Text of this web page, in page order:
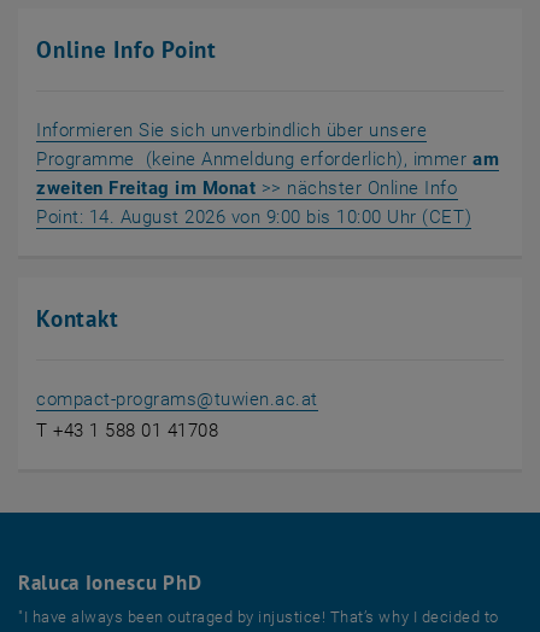
Online Info Point
Informieren Sie sich unverbindlich über unsere
Programme (keine Anmeldung erforderlich), immer am
zweiten Freitag im Monat >> nächster Online Info
Point: 14. August 2026 von 9:00 bis 10:00 Uhr (CET)
Kontakt
compact-programs@tuwien.ac.at
T +43 1 588 01 41708
Raluca Ionescu PhD
"I have always been outraged by injustice! That’s why I decided to